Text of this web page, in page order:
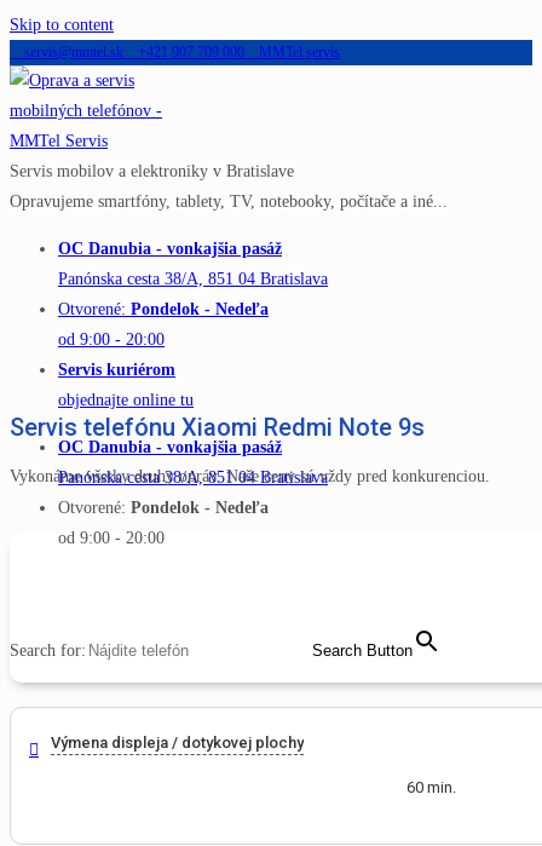
Skip to content
servis@mmtel.sk +421 907 709 000 MMTel servis
Servis mobilov a elektroniky v Bratislave
Opravujeme smartfóny, tablety, TV, notebooky, počítače a iné...
OC Danubia - vonkajšia pasáž
Panónska cesta 38/A, 851 04 Bratislava
Otvorené: Pondelok - Nedeľa
od 9:00 - 20:00
Servis kuriérom
objednajte online tu
OC Danubia - vonkajšia pasáž
Panónska cesta 38/A, 851 04 Bratislava
Otvorené: Pondelok - Nedeľa
od 9:00 - 20:00
Search for: Search Button
Servis telefónu Xiaomi Redmi Note 9s
Vykonáme všetky druhy opráv. Naše ceny sú vždy pred konkurenciou.
Výmena displeja / dotykovej plochy
60 min.